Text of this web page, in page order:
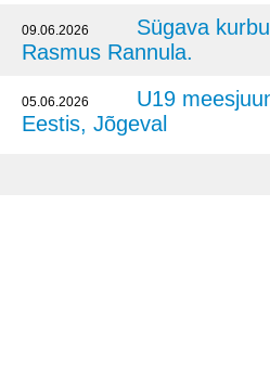
09.06.2026
Sügava
Rasmus Rannula.
05.06.2026
U19
Eestis, Jõgeval